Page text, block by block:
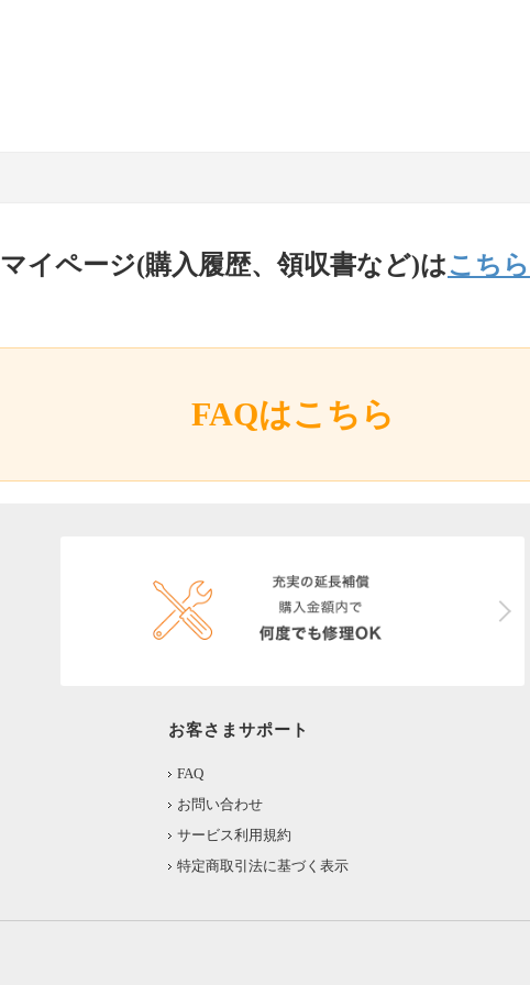
マイページ(購入履歴、領収書など)はこちら
FAQはこちら
お客さまサポート
FAQ
お問い合わせ
サービス利用規約
特定商取引法に基づく表示